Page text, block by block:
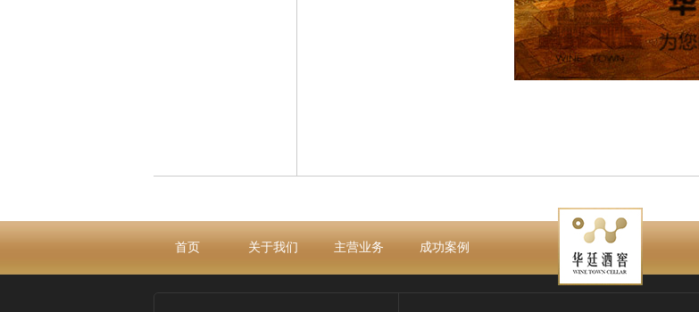
首页 关于我们 主营业务 成功案例